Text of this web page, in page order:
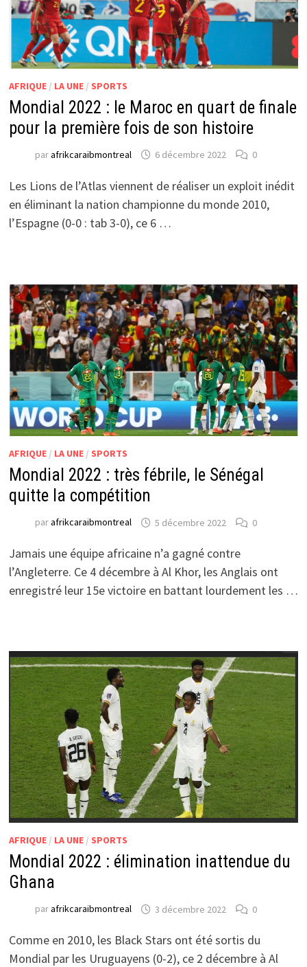
AFRIQUE/ LA UNE/ SPORTS
Mondial 2022 : le Maroc en quart de finale
pour la première fois de son histoire
parafrikcaraibmontreal 6 décembre 2022 0
Les Lions de l’Atlas viennent de réaliser un exploit inédit
en éliminant la nation championne du monde 2010,
l’Espagne (0-0 : tab 3-0), ce 6 …
AFRIQUE/ LA UNE/ SPORTS
Mondial 2022 : très fébrile, le Sénégal
quitte la compétition
parafrikcaraibmontreal 5 décembre 2022 0
Jamais une équipe africaine n’a gagné contre
l’Angleterre. Ce 4 décembre à Al Khor, les Anglais ont
enregistré leur 15e victoire en battant lourdement les …
AFRIQUE/ LA UNE/ SPORTS
Mondial 2022 : élimination inattendue du
Ghana
parafrikcaraibmontreal 3 décembre 2022 0
Comme en 2010, les Black Stars ont été sortis du
Mondial par les Uruguayens (0-2), ce 2 décembre à Al